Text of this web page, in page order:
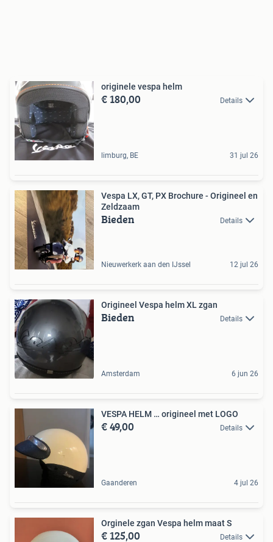
originele vespa helm
€ 180,00 Details
limburg, BE 31 jul 26
Vespa LX, GT, PX Brochure - Origineel en
Zeldzaam
Bieden Details
Nieuwerkerk aan den IJssel 12 jul 26
Origineel Vespa helm XL zgan
Bieden Details
Amsterdam 6 jun 26
VESPA HELM … origineel met LOGO
€ 49,00 Details
Gaanderen 4 jul 26
Orginele zgan Vespa helm maat S
€ 125,00 Details